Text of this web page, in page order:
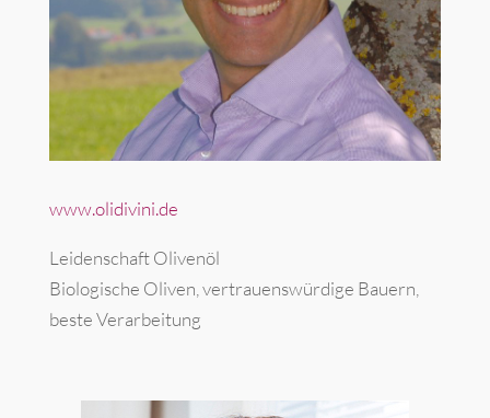
www.olidivini.de
Leidenschaft Olivenöl
Biologische Oliven, vertrauenswürdige Bauern,
beste Verarbeitung